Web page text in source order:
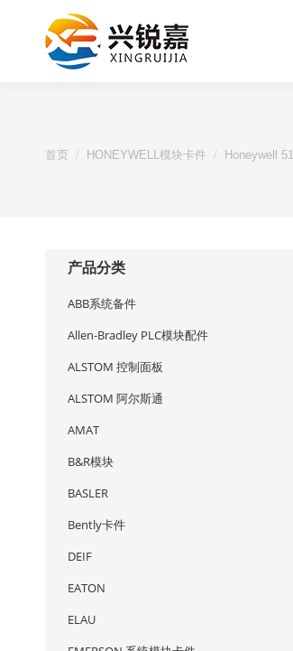
首页 HONEYWELL模块卡件 Honeywell
产品分类
ABB系统备件
Allen-Bradley PLC模块配件
ALSTOM 控制面板
ALSTOM 阿尔斯通
AMAT
B&R模块
BASLER
Bently卡件
DEIF
EATON
ELAU